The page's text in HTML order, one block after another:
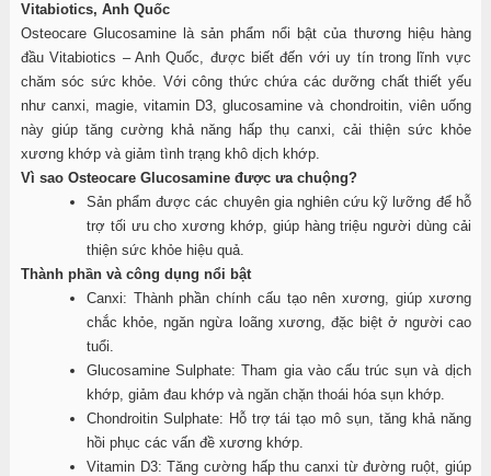
Vitabiotics, Anh Quốc
Osteocare Glucosamine là sản phẩm nổi bật của thương hiệu hàng
đầu Vitabiotics – Anh Quốc, được biết đến với uy tín trong lĩnh vực
chăm sóc sức khỏe. Với công thức chứa các dưỡng chất thiết yếu
như canxi, magie, vitamin D3, glucosamine và chondroitin, viên uống
này giúp tăng cường khả năng hấp thụ canxi, cải thiện sức khỏe
xương khớp và giảm tình trạng khô dịch khớp.
Vì sao Osteocare Glucosamine được ưa chuộng?
Sản phẩm được các chuyên gia nghiên cứu kỹ lưỡng để hỗ
trợ tối ưu cho xương khớp, giúp hàng triệu người dùng cải
thiện sức khỏe hiệu quả.
Thành phần và công dụng nổi bật
Canxi: Thành phần chính cấu tạo nên xương, giúp xương
chắc khỏe, ngăn ngừa loãng xương, đặc biệt ở người cao
tuổi.
Glucosamine Sulphate: Tham gia vào cấu trúc sụn và dịch
khớp, giảm đau khớp và ngăn chặn thoái hóa sụn khớp.
Chondroitin Sulphate: Hỗ trợ tái tạo mô sụn, tăng khả năng
hồi phục các vấn đề xương khớp.
Vitamin D3: Tăng cường hấp thu canxi từ đường ruột, giúp